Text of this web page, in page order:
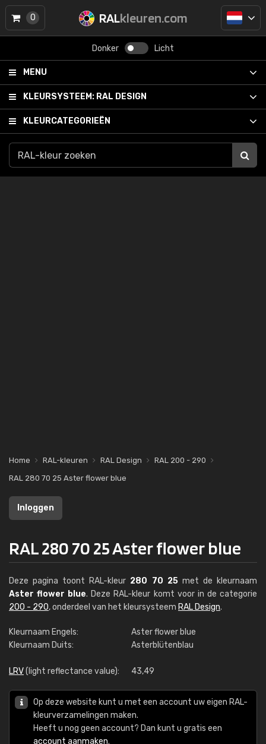
RALkleuren.com
Donker Licht
MENU
KLEURSYSTEEM: RAL DESIGN
KLEURCATEGORIEËN
0
Home RAL-kleuren RAL Design
RAL 200 - 290
RAL 280 70 25 Aster flower blue
Inloggen
RAL 280 70 25 Aster flower blue
Deze pagina toont RAL-kleur 280 70 25met de kleurnaam
Aster flower blue. Deze RAL-kleur komt voor in de categorie
200 - 290, onderdeel van het kleursysteem RAL Design.
Kleurnaam Engels:
Aster flower blue
Kleurnaam Duits:
Asterblütenblau
LRV(light reflectance value): 43,49
Op deze website kunt u met een account uw eigen RAL-
kleurverzamelingen maken.
Heeft u nog geen account? Dan kunt u gratis een
account aanmaken.